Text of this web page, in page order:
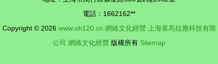
現高效推廣
絡文化經營
之道
電話：1662162**
Copyright © 2026 www.oh120.cn 網絡文化經營
上海喜馬拉雅科技有限
公司 網絡文化經營 版權所有 Sitemap